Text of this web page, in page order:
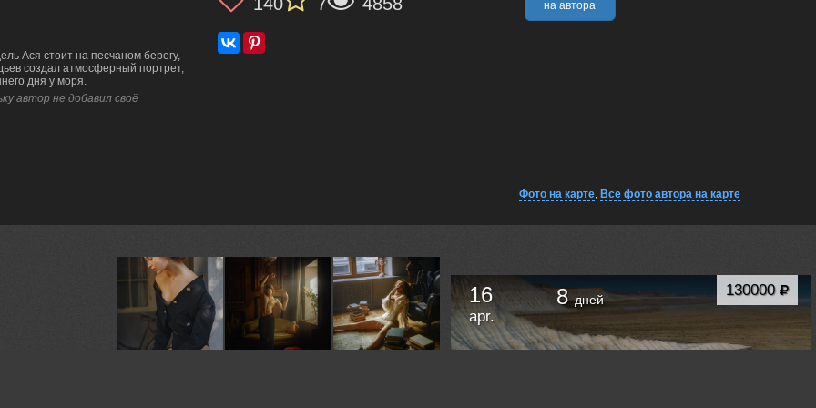
Ася стоит на песчаном берегу,
создал атмосферный портрет,
дня у моря.
автор не добавил своё
на автора
Фото на карте, Все фото автора на карте
130000
16
apr.
8дней